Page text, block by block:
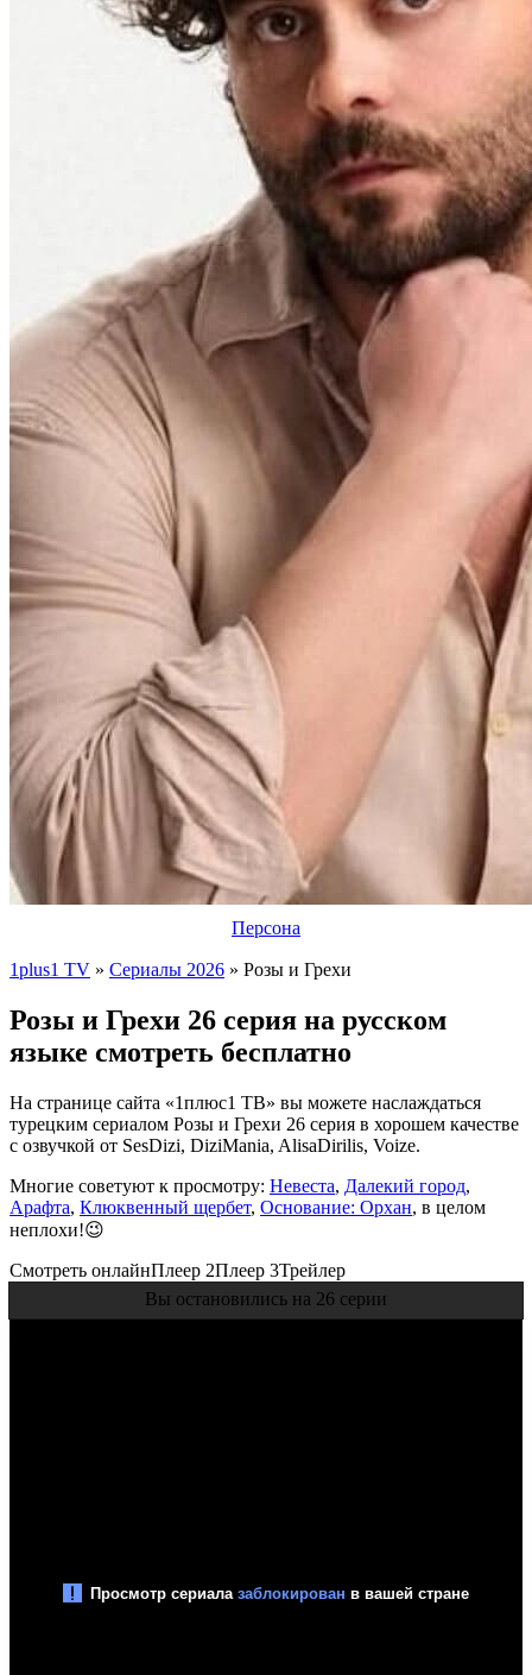
Персона
1plus1 TV » Сериалы 2026 » Розы и Грехи
Розы и Грехи 26 серия на русском
языке смотреть бесплатно
На странице сайта «1плюс1 ТВ» вы можете наслаждаться
турецким сериалом Розы и Грехи 26 серия в хорошем качестве
с озвучкой от SesDizi, DiziMania, AlisaDirilis, Voize.
Многие советуют к просмотру: Невеста, Далекий город,
Арафта, Клюквенный щербет, Основание: Орхан, в целом
неплохи!😉
Смотреть онлайнПлеер 2Плеер 3Трейлер
Вы остановились на 26 серии